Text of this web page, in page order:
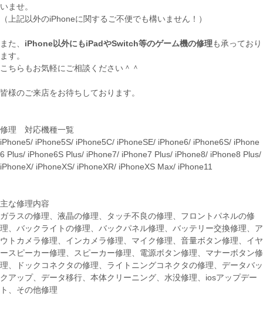
いませ。
（上記以外のiPhoneに関するご不便でも構いません！）
また、 iPhone以外にもiPadやSwitch等のゲーム機の修理も承っており
ます。
こちらもお気軽にご相談ください＾＾
皆様のご来店をお待ちしております。
修理 対応機種一覧
iPhone5/ iPhone5S/ iPhone5C/ iPhoneSE/ iPhone6/ iPhone6S/ iPhone
6 Plus/ iPhone6S Plus/ iPhone7/ iPhone7 Plus/ iPhone8/ iPhone8 Plus/
iPhoneX/ iPhoneXS/ iPhoneXR/ iPhoneXS Max/ iPhone11
主な修理内容
ガラスの修理、液晶の修理、タッチ不良の修理、フロントパネルの修
理、バックライトの修理、バックパネル修理、バッテリー交換修理、ア
ウトカメラ修理、インカメラ修理、マイク修理、音量ボタン修理、イヤ
ースピーカー修理、スピーカー修理、電源ボタン修理、マナーボタン修
理、ドックコネクタの修理、ライトニングコネクタの修理、データバッ
クアップ、データ移行、本体クリーニング、水没修理、iosアップデー
ト、その他修理